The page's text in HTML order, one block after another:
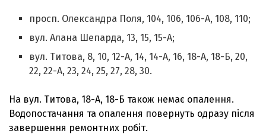
просп. Олександра Поля, 104, 106, 106-А, 108, 110;
вул. Алана Шепарда, 13, 15, 15-А;
вул. Титова, 8, 10, 12-А, 14, 14-А, 16, 18-А, 18-Б, 20,
22, 22-А, 23, 24, 25, 27, 28, 30.
На вул. Титова, 18-А, 18-Б також немає опалення.
Водопостачання та опалення повернуть одразу після
завершення ремонтних робіт.